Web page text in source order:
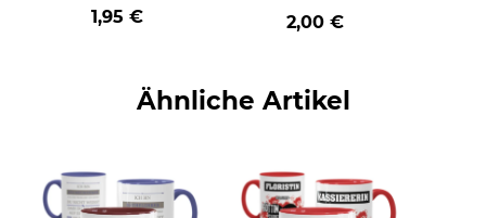
1,95 € 2,00 €
Ähnliche Artikel